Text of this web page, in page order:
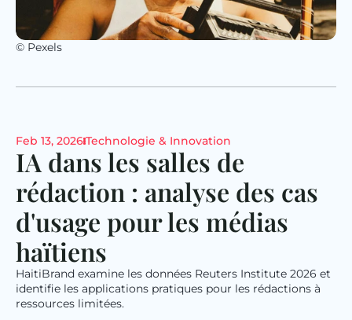
© Pexels
Feb 13, 2026Technologie & Innovation
IA dans les salles de
rédaction : analyse des cas
d'usage pour les médias
haïtiens
HaitiBrand examine les données Reuters Institute 2026 et
identifie les applications pratiques pour les rédactions à
ressources limitées.